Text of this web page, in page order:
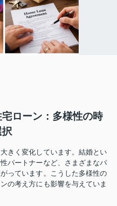
宅ローン： 多様性の時
大きく変化し ています。 結婚とい
パートナーなど、 さまざま なパ
がっています。 こうした多様性の
の考え方に も影響を与え ていま